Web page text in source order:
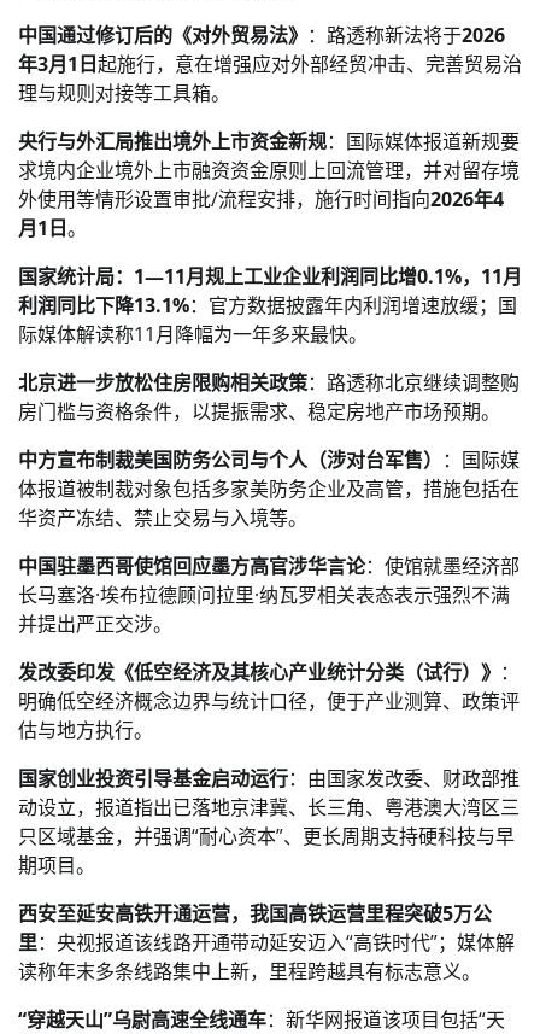
中国通过修订后的《对外贸易法》 ：路透称新法将于2026
年3月1日起施行，意在增强应对外部经贸冲击、完善贸易治
理与规则对接等工具箱。
央行与外汇局推出境外上市资金新规：国际媒体报道新规要
求境内企业境外上市融资资金原则上回流管理，并对留存境
外使用等情形设置审批/流程安排，施行时间指向2026年4
月1日。
国家统计局：1—11月规上工业企业利润同比增0.1%，11月
利润同比下降13.1%：官方数据披露年内利润增速放缓；国
际媒体解读称11月降幅为一年多来最快。
北京进一步放松住房限购相关政策：路透称北京继续调整购
房门槛与资格条件，以提振需求、稳定房地产市场预期。
中方宣布制裁美国防务公司与个人（涉对台军售） ：国际媒
体报道被制裁对象包括多家美防务企业及高管，措施包括在
华资产冻结、禁止交易与入境等。
中国驻墨西哥使馆回应墨方高官涉华言论：使馆就墨经济部
长马塞洛·埃布拉德顾问拉里·纳瓦罗相关表态表示强烈不满
并提出严正交涉。
发改委印发《低空经济及其核心产业统计分类（试行）》 ：
明确低空经济概念边界与统计口径，便于产业测算、政策评
估与地方执行。
国家创业投资引导基金启动运行：由国家发改委、财政部推
动设立，报道指出已落地京津冀、长三角、粤港澳大湾区三
只区域基金，并强调“耐心资本”、更长周期支持硬科技与早
期项目。
西安至延安高铁开通运营，我国高铁运营里程突破5万公
里：央视报道该线路开通带动延安迈入“高铁时代”；媒体解
读称年末多条线路集中上新，里程跨越具有标志意义。
“穿越天山”乌尉高速全线通车：新华网报道该项目包括“天